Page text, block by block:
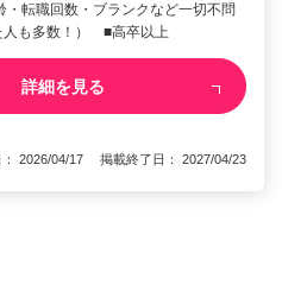
転職回数・ブランクなど一切不問
人も多数！） ■高卒以上
詳細を見る
： 2026/04/17 掲載終了日： 2027/04/23